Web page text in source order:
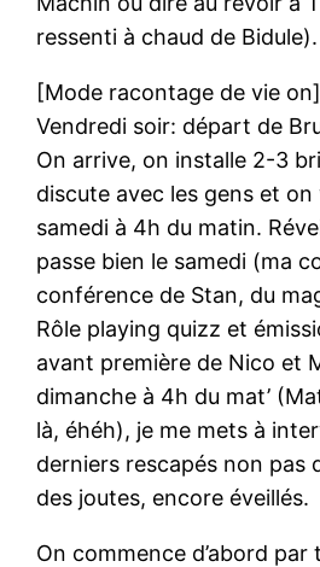
ressenti à chaud de Bidule).
[Mode racontage de vie on]
Vendredi soir: départ de
On arrive, on installe 2-3
discute avec les gens et
samedi à 4h du matin.
passe bien le samedi (ma
conférence de Stan, du
Rôle playing quizz et
avant première de Nico et
dimanche à 4h du mat’
là, éhéh), je me mets à
derniers rescapés non pas
des joutes, encore éveillés.
On commence d’abord